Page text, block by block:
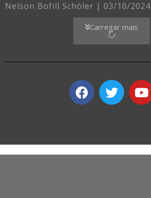
Nelson Bofill Schöler 03/10/2024
Carregar mais